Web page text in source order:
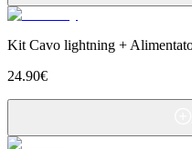
Kit Cavo lightning +
24.90€